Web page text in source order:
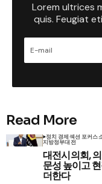
Lorem ultrices
quis. Feugiat
Read More
정치 경제 섹션 포커스
지방정부대전
대전시의회,
문성 높이고
더한다